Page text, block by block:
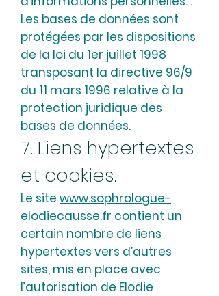
Les bases de données sont
protégées par les dispositions
de la loi du 1er juillet 1998
transposant la directive 96/9
du 11 mars 1996 relative à la
protection juridique des
bases de données.
7. Liens hypertextes
et cookies.
Le site www.sophrologue-
elodiecausse.fr contient un
certain nombre de liens
hypertextes vers d’autres
sites, mis en place avec
l’autorisation de Elodie